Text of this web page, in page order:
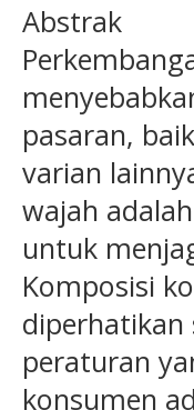
Abstrak
pasaran,
varian
wajah
untuk
Komposisi
diperhatikan
peraturan
konsumen